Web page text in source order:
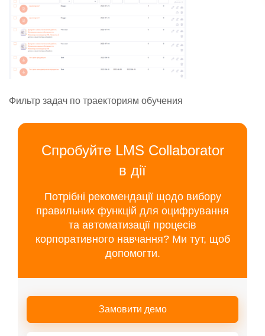
Фильтр задач по траекториям обучения
Спробуйте LMS Collaborator
в дії
Потрібні рекомендації щодо вибору
правильних функцій для оцифрування
та автоматизації процесів
корпоративного навчання? Ми тут, щоб
допомогти.
Замовити демо